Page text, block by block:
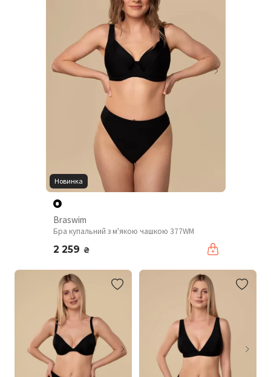
Новинка
Braswim
Бра купальний з м'якою чашкою 377WM
2 259 ₴